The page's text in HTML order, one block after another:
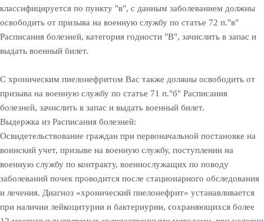
классифицируется по пункту "в", с данным заболеванием должны
освободить от призыва на военную службу по статье 72 п."в"
Расписания болезней, категория годности "В", зачислить в запас и
выдать военный билет.
С хроническим пиелонефритом Вас также должны освободить от
призыва на военную службу по статье 71 п."б" Расписания
болезней, зачислить в запас и выдать военный билет.
Выдержка из Расписания болезней:
Освидетельствование граждан при первоначальной постановке на
воинский учет, призыве на военную службу, поступлении на
военную службу по контракту, военнослужащих по поводу
заболеваний почек проводится после стационарного обследования
и лечения. Диагноз «хронический пиелонефрит» устанавливается
при наличии лейкоцитурии и бактериурии, сохраняющихся более